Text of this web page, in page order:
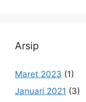
Arsip
Maret 2023 (1)
Januari 2021 (3)